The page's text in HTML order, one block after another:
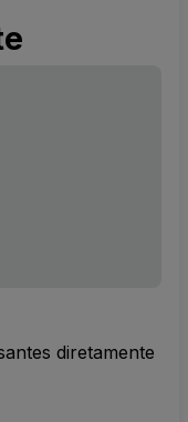
diretamente